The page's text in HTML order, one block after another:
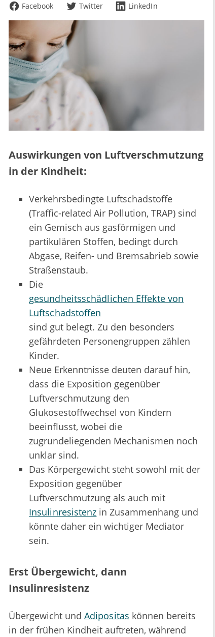
Facebook
Twitter LinkedIn
Auswirkungen von Luftverschmutzung
in der Kindheit:
Verkehrsbedingte Luftschadstoffe
(Traffic-related Air Pollution, TRAP) sind
ein Gemisch aus gasförmigen und
partikulären Stoffen, bedingt durch
Abgase, Reifen- und Bremsabrieb sowie
Straßenstaub.
Die
gesundheitsschädlichen Effekte von
Luftschadstoffen
sind gut belegt. Zu den besonders
gefährdeten Personengruppen zählen
Kinder.
Neue Erkenntnisse deuten darauf hin,
dass die Exposition gegenüber
Luftverschmutzung den
Glukosestoffwechsel von Kindern
beeinflusst, wobei die
zugrundeliegenden Mechanismen noch
unklar sind.
Das Körpergewicht steht sowohl mit der
Exposition gegenüber
Luftverschmutzung als auch mit
Insulinresistenz in Zusammenhang und
könnte daher ein wichtiger Mediator
sein.
Erst Übergewicht, dann
Insulinresistenz
Übergewicht und Adipositas können bereits
in der frühen Kindheit auftreten, während